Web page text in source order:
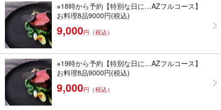
※18時から予約【特別な日に…AZフルコース】
お料理8品9000円(税込)
9,000円（税込）
※19時から予約【特別な日に…AZフルコース】
お料理8品9000円(税込)
9,000円（税込）